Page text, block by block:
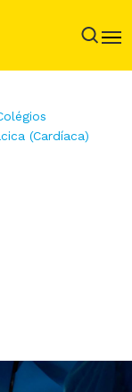
(Cardíaca)